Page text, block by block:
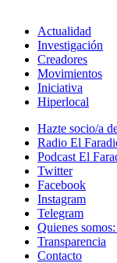
Actualidad
Investigación
Creadores
Movimientos
Iniciativa
Hiperlocal
Hazte socio/a
Radio El
Podcast El
Twitter
Facebook
Instagram
Telegram
Quienes
Transparencia
Contacto